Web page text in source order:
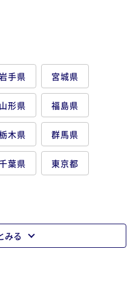
手県 宮城県
山形県 福島県
木県 群馬県
葉県 東京都
みる